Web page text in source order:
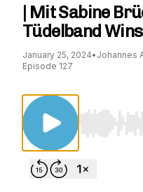
| Mit Sabine
Tüdelband
January 25, 2024• Johannes
Episode 127
Use Left/